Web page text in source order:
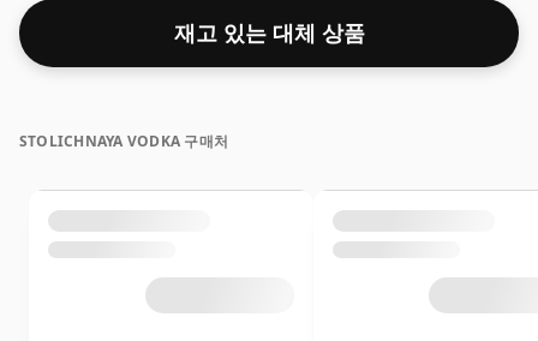
재고 있는 대체 상품
STOLICHNAYA VODKA 구매처